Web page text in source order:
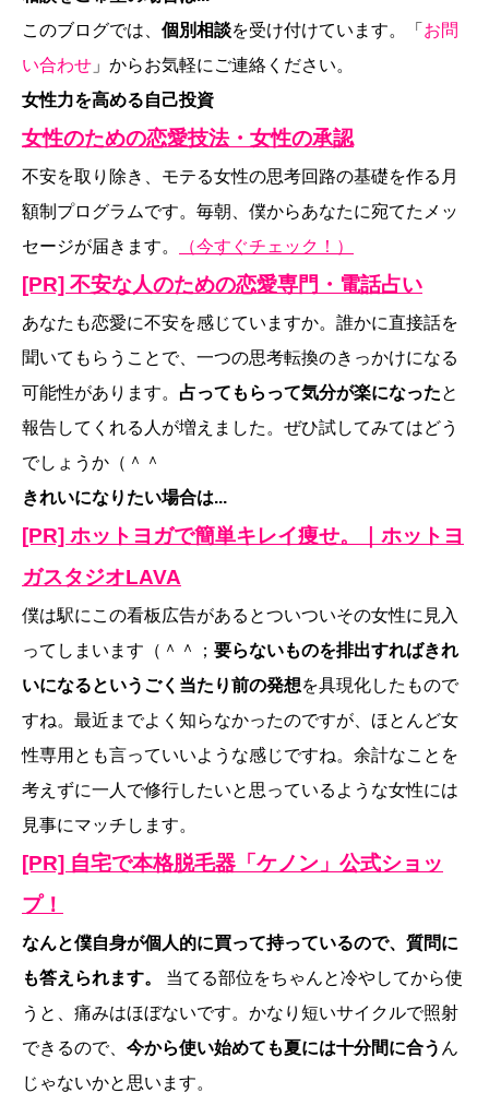
このブログでは、 個別相談を受け付けています。「 お問
い合わせ 」からお気軽にご連絡ください。
女性力を高める自己投資
女性のための恋愛技法・女性の承認
不安を取り除き、モテる女性の思考回路の基礎を作る月
額制プログラムです。毎朝、僕からあなたに宛てたメッ
セージが届きます。
（今すぐチェック！）
[PR] 不安な人のための恋愛専門・電話占い
あなたも恋愛に不安を感じていますか。誰かに直接話を
聞いてもらうことで、一つの思考転換のきっかけになる
可能性があります。 占ってもらって気分が楽になったと
報告してくれる人が増えました。ぜひ試してみてはどう
でしょうか（＾＾
きれいになりたい場合は...
[PR] ホットヨガで簡単キレイ痩せ。｜ホットヨ
ガスタジオLAVA
僕は駅にこの看板広告があるとついついその女性に見入
ってしまいます（＾＾； 要らないものを排出すればきれ
いになるというごく当たり前の発想を具現化したもので
すね。最近までよく知らなかったのですが、ほとんど女
性専用とも言っていいような感じですね。余計なことを
考えずに一人で修行したいと思っているような女性には
見事にマッチします。
[PR] 自宅で本格脱毛器「ケノン」公式ショッ
プ！
なんと僕自身が個人的に買って持っているので、質問に
も答えられます。
当てる部位をちゃんと冷やしてから使
うと、痛みはほぼないです。かなり短いサイクルで照射
できるので、 今から使い始めても夏には十分間に合う ん
じゃないかと思います。